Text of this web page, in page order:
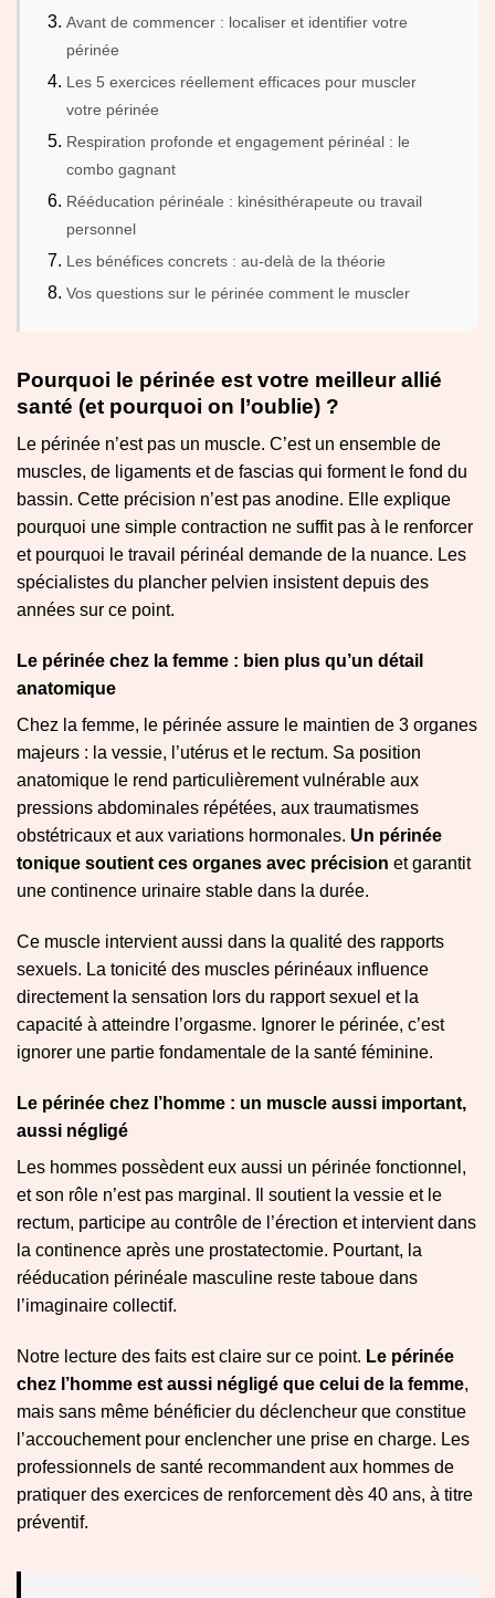
Avant de commencer : localiser et identifier votre
périnée
Les 5 exercices réellement efficaces pour muscler
votre périnée
Respiration profonde et engagement périnéal : le
combo gagnant
Rééducation périnéale : kinésithérapeute ou travail
personnel
Les bénéfices concrets : au-delà de la théorie
Vos questions sur le périnée comment le muscler
Pourquoi le périnée est votre meilleur allié
santé (et pourquoi on l’oublie) ?
Le périnée n’est pas un muscle. C’est un ensemble de
muscles, de ligaments et de fascias qui forment le fond du
bassin. Cette précision n’est pas anodine. Elle explique
pourquoi une simple contraction ne suffit pas à le renforcer
et pourquoi le travail périnéal demande de la nuance. Les
spécialistes du plancher pelvien insistent depuis des
années sur ce point.
Le périnée chez la femme : bien plus qu’un détail
anatomique
Chez la femme, le périnée assure le maintien de 3 organes
majeurs : la vessie, l’utérus et le rectum. Sa position
anatomique le rend particulièrement vulnérable aux
pressions abdominales répétées, aux traumatismes
obstétricaux et aux variations hormonales. Un périnée
tonique soutient ces organes avec précision et garantit
une continence urinaire stable dans la durée.
Ce muscle intervient aussi dans la qualité des rapports
sexuels. La tonicité des muscles périnéaux influence
directement la sensation lors du rapport sexuel et la
capacité à atteindre l’orgasme. Ignorer le périnée, c’est
ignorer une partie fondamentale de la santé féminine.
Le périnée chez l’homme : un muscle aussi important,
aussi négligé
Les hommes possèdent eux aussi un périnée fonctionnel,
et son rôle n’est pas marginal. Il soutient la vessie et le
rectum, participe au contrôle de l’érection et intervient dans
la continence après une prostatectomie. Pourtant, la
rééducation périnéale masculine reste taboue dans
l’imaginaire collectif.
Notre lecture des faits est claire sur ce point. Le périnée
chez l’homme est aussi négligé que celui de la femme,
mais sans même bénéficier du déclencheur que constitue
l’accouchement pour enclencher une prise en charge. Les
professionnels de santé recommandent aux hommes de
pratiquer des exercices de renforcement dès 40 ans, à titre
préventif.